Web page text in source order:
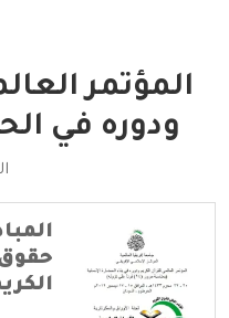
المؤتمر
ودوره في